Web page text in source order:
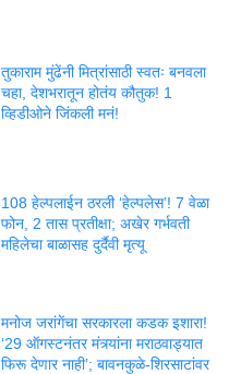
तुकाराम मुंढेंनी मित्रांसाठी स्वतः बनवला
चहा, देशभरातून होतंय कौतुक! 1
व्हिडीओने जिंकली मनं!
108 हेल्पलाईन ठरली ‘हेल्पलेस’! 7 वेळा
फोन, 2 तास प्रतीक्षा; अखेर गर्भवती
महिलेचा बाळासह दुर्दैवी मृत्यू
मनोज जरांगेंचा सरकारला कडक इशारा!
‘29 ऑगस्टनंतर मंत्र्यांना मराठवाड्यात
फिरू देणार नाही’; बावनकुळे-शिरसाटांवर